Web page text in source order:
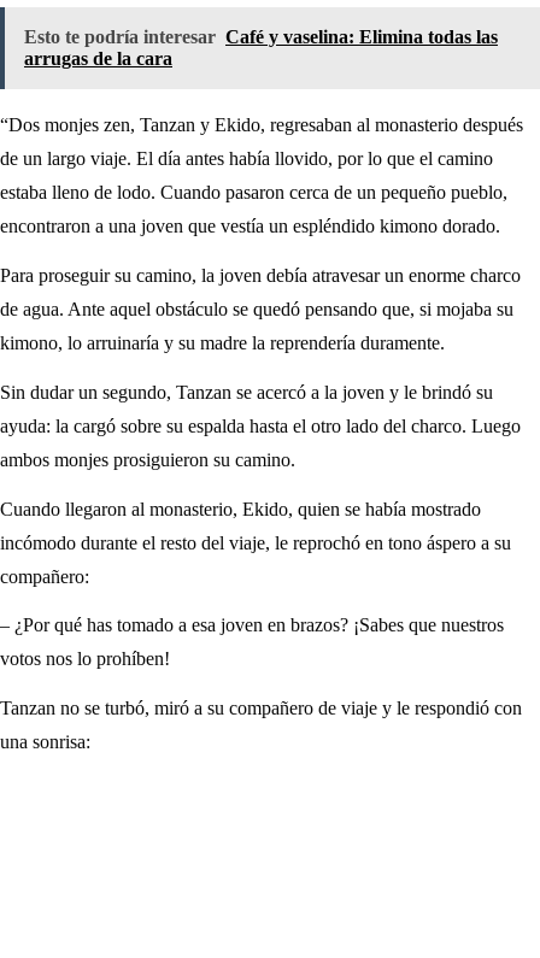
Esto te podría interesar Café y vaselina: Elimina todas las
arrugas de la cara
“Dos monjes zen, Tanzan y Ekido, regresaban al monasterio después
de un largo viaje. El día antes había llovido, por lo que el camino
estaba lleno de lodo. Cuando pasaron cerca de un pequeño pueblo,
encontraron a una joven que vestía un espléndido kimono dorado.
Para proseguir su camino, la joven debía atravesar un enorme charco
de agua. Ante aquel obstáculo se quedó pensando que, si mojaba su
kimono, lo arruinaría y su madre la reprendería duramente.
Sin dudar un segundo, Tanzan se acercó a la joven y le brindó su
ayuda: la cargó sobre su espalda hasta el otro lado del charco. Luego
ambos monjes prosiguieron su camino.
Cuando llegaron al monasterio, Ekido, quien se había mostrado
incómodo durante el resto del viaje, le reprochó en tono áspero a su
compañero:
– ¿Por qué has tomado a esa joven en brazos? ¡Sabes que nuestros
votos nos lo prohíben!
Tanzan no se turbó, miró a su compañero de viaje y le respondió con
una sonrisa: